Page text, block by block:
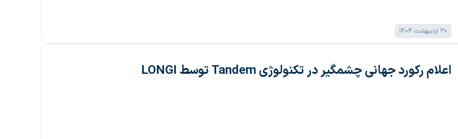
30 اردیبهشت 1404
اعلام رکورد جهانی چشمگیر در تکنولوژی Tandem توسط LONGI